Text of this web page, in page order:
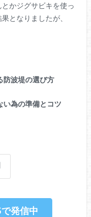
かジグサビキを使っ
となりましたが、
防波堤の選び方
い為の準備とコツ
発信中